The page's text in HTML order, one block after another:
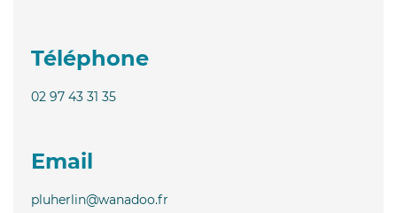
Téléphone
02 97 43 31 35
Email
pluherlin@wanadoo.fr